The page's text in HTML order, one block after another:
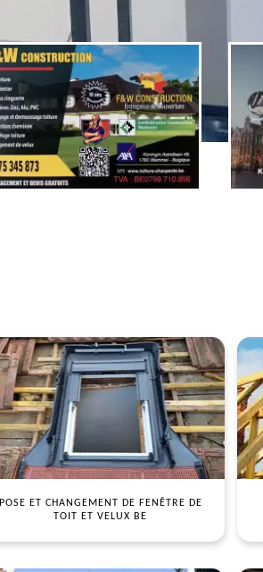
POSE ET CHANGEMENT DE FENÊTRE DE
TOIT ET VELUX BE